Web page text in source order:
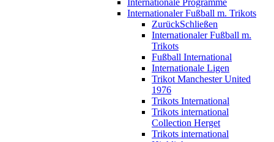
Internationale Programme
Internationaler Fußball m. Trikots
ZurückSchließen
Internationaler Fußball m.
Trikots
Fußball International
Internationale Ligen
Trikot Manchester United
1976
Trikots International
Trikots international
Collection Herget
Trikots international